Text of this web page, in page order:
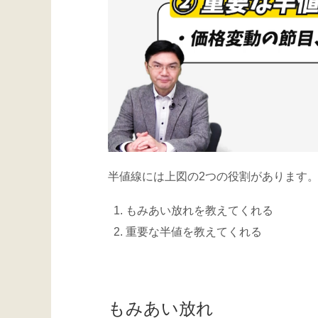
半値線には上図の2つの役割があります。
もみあい放れを教えてくれる
重要な半値を教えてくれる
もみあい放れ